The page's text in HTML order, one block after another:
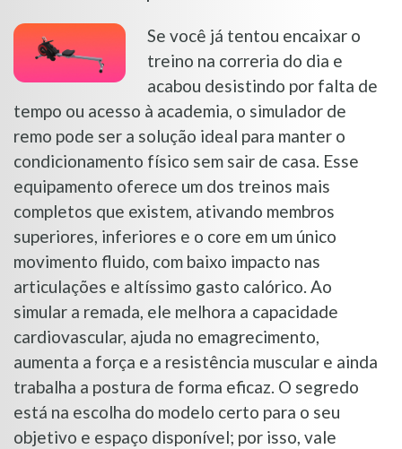
Se você já tentou encaixar o
treino na correria do dia e
acabou desistindo por falta de
tempo ou acesso à academia, o simulador de
remo pode ser a solução ideal para manter o
condicionamento físico sem sair de casa. Esse
equipamento oferece um dos treinos mais
completos que existem, ativando membros
superiores, inferiores e o core em um único
movimento fluido, com baixo impacto nas
articulações e altíssimo gasto calórico. Ao
simular a remada, ele melhora a capacidade
cardiovascular, ajuda no emagrecimento,
aumenta a força e a resistência muscular e ainda
trabalha a postura de forma eficaz. O segredo
está na escolha do modelo certo para o seu
objetivo e espaço disponível; por isso, vale